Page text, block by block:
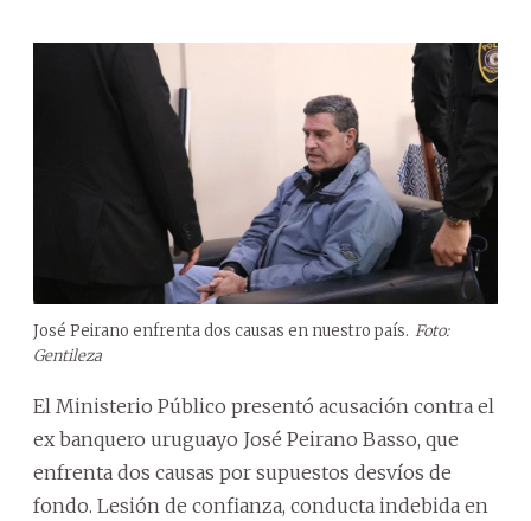
José Peirano enfrenta dos causas en nuestro país. Foto:
Gentileza
El Ministerio Público presentó acusación contra el
ex banquero uruguayo José Peirano Basso, que
enfrenta dos causas por supuestos desvíos de
fondo. Lesión de confianza, conducta indebida en